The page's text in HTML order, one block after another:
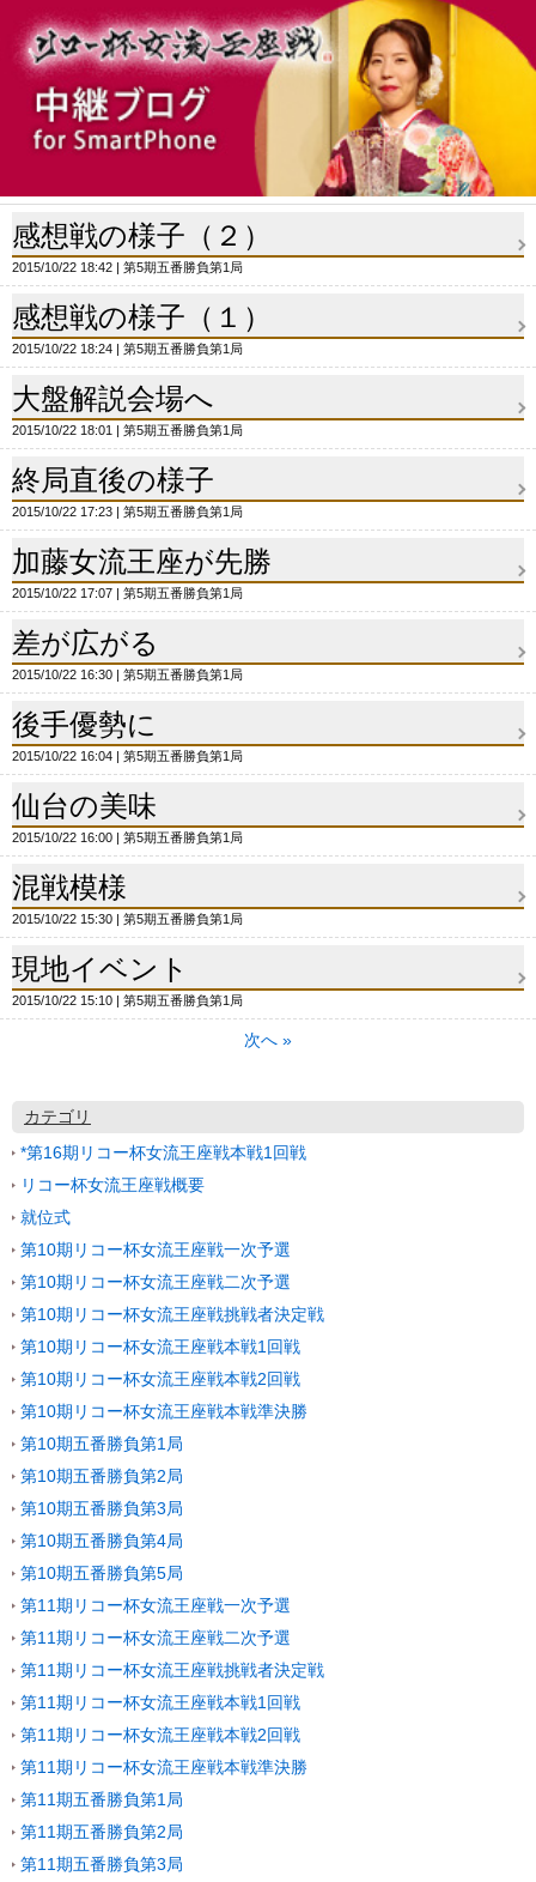
感想戦の様子（２）
2015/10/22 18:42 第5期五番勝負第1局
感想戦の様子（１）
2015/10/22 18:24 第5期五番勝負第1局
大盤解説会場へ
2015/10/22 18:01 第5期五番勝負第1局
終局直後の様子
2015/10/22 17:23 第5期五番勝負第1局
加藤女流王座が先勝
2015/10/22 17:07 第5期五番勝負第1局
差が広がる
2015/10/22 16:30 第5期五番勝負第1局
後手優勢に
2015/10/22 16:04 第5期五番勝負第1局
仙台の美味
2015/10/22 16:00 第5期五番勝負第1局
混戦模様
2015/10/22 15:30 第5期五番勝負第1局
現地イベント
2015/10/22 15:10 第5期五番勝負第1局
次へ »
カテゴリ
*第16期リコー杯女流王座戦本戦1回戦
リコー杯女流王座戦概要
就位式
第10期リコー杯女流王座戦一次予選
第10期リコー杯女流王座戦二次予選
第10期リコー杯女流王座戦挑戦者決定戦
第10期リコー杯女流王座戦本戦1回戦
第10期リコー杯女流王座戦本戦2回戦
第10期リコー杯女流王座戦本戦準決勝
第10期五番勝負第1局
第10期五番勝負第2局
第10期五番勝負第3局
第10期五番勝負第4局
第10期五番勝負第5局
第11期リコー杯女流王座戦一次予選
第11期リコー杯女流王座戦二次予選
第11期リコー杯女流王座戦挑戦者決定戦
第11期リコー杯女流王座戦本戦1回戦
第11期リコー杯女流王座戦本戦2回戦
第11期リコー杯女流王座戦本戦準決勝
第11期五番勝負第1局
第11期五番勝負第2局
第11期五番勝負第3局